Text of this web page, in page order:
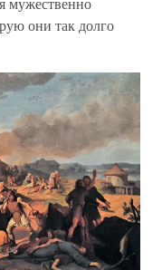
они так долго